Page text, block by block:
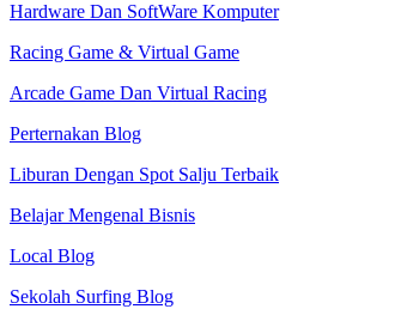
Hardware Dan SoftWare Komputer
Racing Game & Virtual Game
Arcade Game Dan Virtual Racing
Perternakan Blog
Liburan Dengan Spot Salju Terbaik
Belajar Mengenal Bisnis
Local Blog
Sekolah Surfing Blog